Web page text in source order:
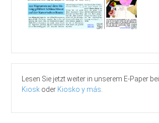
Lesen Sie jetzt weiter in unserem E-Paper bei
Kiosk oder Kiosko y más